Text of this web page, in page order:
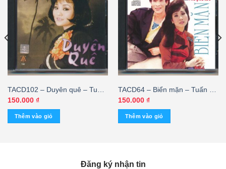
TACD102 – Duyên quê – Tuấn
Vũ – Hương Lan
150.000 ₫
Thêm vào giỏ
TACD64 – Biển mặn – Tuấn Vũ
– Phượng Mai
150.000 ₫
Thêm vào giỏ
Đăng ký nhận tin